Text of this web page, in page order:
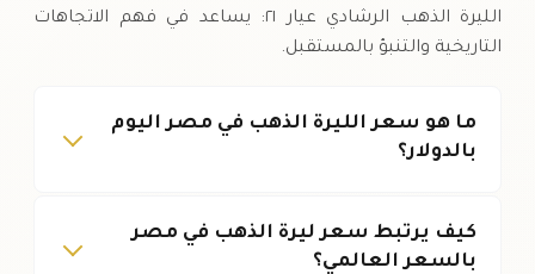
الليرة الذهب الرشادي عيار ٢١: يساعد في فهم الاتجاهات
التاريخية والتنبؤ بالمستقبل.
ما هو سعر الليرة الذهب في مصر اليوم
بالدولار؟
كيف يرتبط سعر ليرة الذهب في مصر
بالسعر العالمي؟